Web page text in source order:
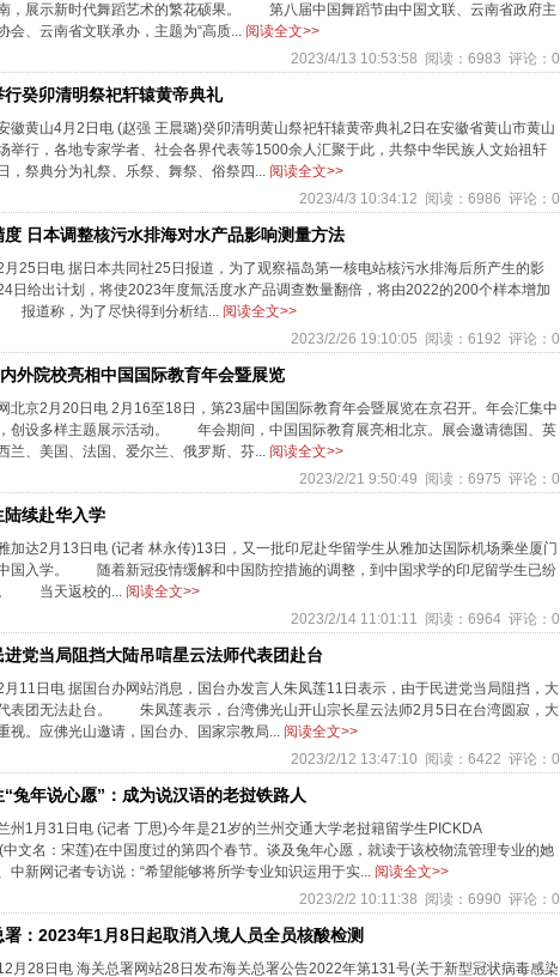
，展示新时代舞蹈艺术的繁花硕果。 第八届中国舞蹈节由中国文联、云南省政府主
会、云南省文联承办，主题为“高质... 阅读全文>>
2023/4/13 10:53:58 阅读：6983 评论：0
癸卯清明祭祀轩辕黄帝典礼
黄山4月2日电 (赵强 王晨璐)癸卯清明黄山祭祀轩辕黄帝典礼2日在安徽省黄山市黄山
举行，各地专家学者、社会各界代表等1500余人汇聚于此，共祭中华民族人文始祖轩
祭典分为礼祭、乐祭、舞祭、俗祭四... 阅读全文>>
2023/4/3 10:34:12 阅读：6986 评论：0
日本调整核污水排海对水产品影响测量方法
日电 据日本共同社25日报道，为了观察福岛第一核电站核污水排海后所产生的影
日给出计划，将使2023年度氚活度水产品调查数量翻倍，将由2022的200个样本增加
道称，为了尽快得到分析结... 阅读全文>>
2023/2/26 19:10:05 阅读：6192 评论：0
外院校亮相中国国际教育年会暨展览
京2月20日电 2月16至18日，第23届中国国际教育年会暨展览在京召开。年会汇集中
创设多样主题展示活动。 年会期间，中国国际教育展亮相北京。展会邀请德国、英
兰、美国、法国、爱尔兰、俄罗斯、芬... 阅读全文>>
2023/2/21 9:50:49 阅读：6975 评论：0
陆续赴华入学
达2月13日电 (记者 林永传)13日，又一批印尼赴华留学生从雅加达国际机场乘坐厦门
国入学。 随着新冠疫情缓解和中国防控措施的调整，到中国求学的印尼留学生已纷
。 当天返校的... 阅读全文>>
2023/2/14 11:01:11 阅读：6964 评论：0
进党当局阻挡大陆吊唁星云法师代表团赴台
日电 据国台办网站消息，国台办发言人朱凤莲11日表示，由于民进党当局阻挡，大
表团无法赴台。 朱凤莲表示，台湾佛光山开山宗长星云法师2月5日在台湾圆寂，大
视。应佛光山邀请，国台办、国家宗教局... 阅读全文>>
2023/2/12 13:47:10 阅读：6422 评论：0
兔年说心愿”：成为说汉语的老挝铁路人
1月31日电 (记者 丁思)今年是21岁的兰州交通大学老挝籍留学生PICKDA
文名：宋莲)在中国度过的第四个春节。谈及兔年心愿，就读于该校物流管理专业的她
中新网记者专访说：“希望能够将所学专业知识运用于实... 阅读全文>>
2023/2/2 10:11:38 阅读：6990 评论：0
：2023年1月8日起取消入境人员全员核酸检测
28日电 海关总署网站28日发布海关总署公告2022年第131号(关于新型冠状病毒感染